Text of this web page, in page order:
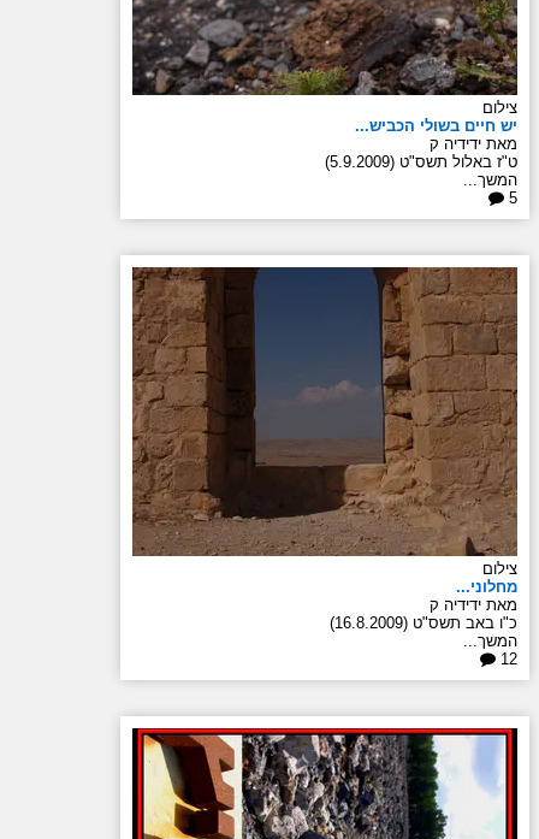
צילום
יש חיים בשולי הכביש...
מאת ידידיה ק
ט"ז באלול תשס"ט (5.9.2009)
המשך...
5
צילום
מחלוני...
מאת ידידיה ק
כ"ו באב תשס"ט (16.8.2009)
המשך...
12